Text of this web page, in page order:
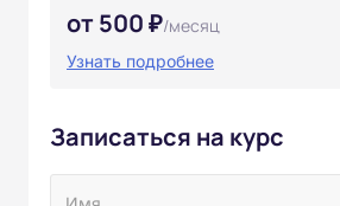
от 500 ₽/месяц
Узнать подробнее
Записаться на курс